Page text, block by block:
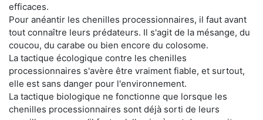
efficaces.
Pour anéantir les chenilles processionnaires, il faut avant
tout connaître leurs prédateurs. Il s'agit de la mésange, du
coucou, du carabe ou bien encore du colosome.
La tactique écologique contre les chenilles
processionnaires s'avère être vraiment fiable, et surtout,
elle est sans danger pour l'environnement.
La tactique biologique ne fonctionne que lorsque les
chenilles processionnaires sont déjà sorti de leurs